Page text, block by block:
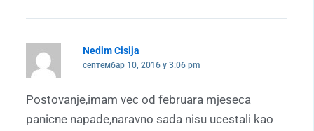
Nedim Cisija
септембар 10, 2016 у 3:06 pm
Postovanje,imam vec od februara mjeseca
panicne napade,naravno sada nisu ucestali kao